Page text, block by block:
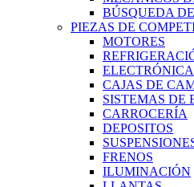
BÚSQUEDA
PIEZAS DE
MOTORES
ELECTRÓNICA
CAJAS DE
SISTEMAS DE
CARROCERÍA
DEPOSITOS
FRENOS
ILUMINACIÓN